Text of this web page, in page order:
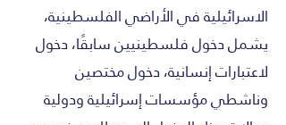
الاسرائيلية في الأراضي الفلسطينية،
يشمل دخول فلسطينيين سابقًا، دخول
لاعتبارات إنسانية، دخول مختصين
وناشطي مؤسسات إسرائيلية ودولية